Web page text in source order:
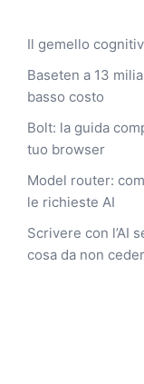
Il gemello
Baseten a 13
basso costo
Bolt: la guida
tuo browser
Model router:
le richieste AI
Scrivere con l’AI
cosa da non